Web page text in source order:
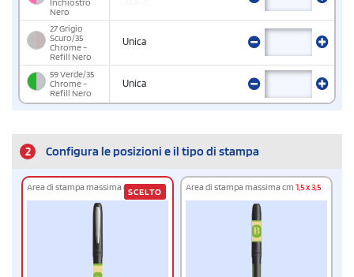
Nero
27 Grigio
Scuro/35
Chrome -
Refill Nero
Unica
59 Verde/35
Chrome -
Refill Nero
Unica
2 Configura le posizioni e il tipo di stampa
Area di stampa massima cm2,5 x 4,5
SCELTO Area di stampa massima cm 1,5 x 3,5